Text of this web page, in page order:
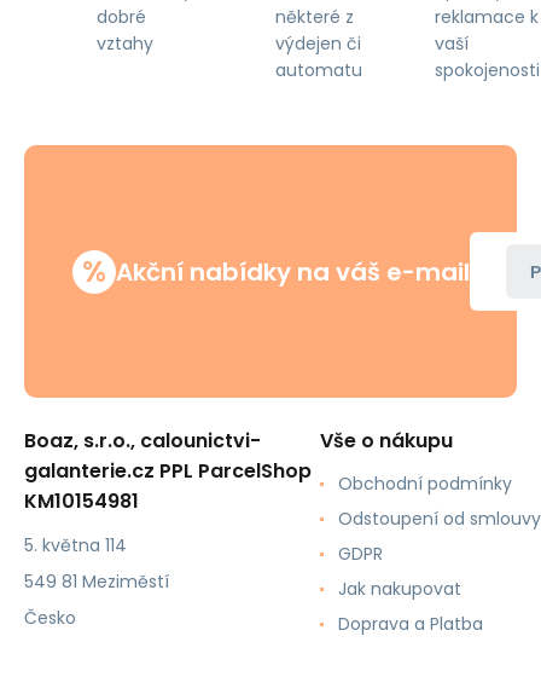
dobré
vztahy
některé z
výdejen či
automatu
reklamace k
vaší
spokojenosti
% Akční nabídky na váš e-mail
Boaz, s.r.o., calounictvi-
galanterie.cz PPL ParcelShop
KM10154981
5. května 114
549 81 Meziměstí
Česko
Vše o nákupu
Obchodní podmínky
Odstoupení od smlouvy
GDPR
Jak nakupovat
Doprava a Platba